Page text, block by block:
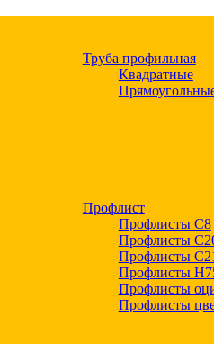
Труба профильная
Квадратные
Профлист
Профлисты С8
Профлисты
Профлисты
Профлисты
Профлисты
Профлисты